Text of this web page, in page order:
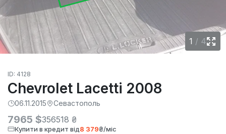
1 / 4
ID: 4128
Chevrolet Lacetti 2008
06.11.2015 Севастополь
7965 $356518 ₴
Купити в кредит від8 379₴/міс